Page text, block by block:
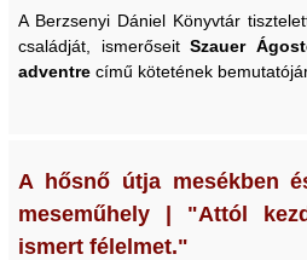
A Berzsenyi Dániel Könyvtár
családját, ismerőseit Szauer
adventre című kötetének
A hősnő útja mesékben
meseműhely | "Attól
ismert félelmet."